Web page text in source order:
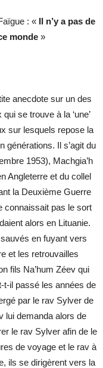
: « Il n’y a pas de
monde»
anecdote sur un des
se trouve à la ‘une’
sur lesquels repose la
générations. Il s’agit du
1953), Machgia’h
Angleterre et du collel
la Deuxième Guerre
connaissait pas le sort
alors en Lituanie.
en fuyant vers
et les retrouvailles
fils Na’hum Zéev qui
t-il passé les années de
par le rav Sylver de
lui demanda alors de
le rav Sylver afin de le
de voyage et le rav à
ils se dirigèrent vers la